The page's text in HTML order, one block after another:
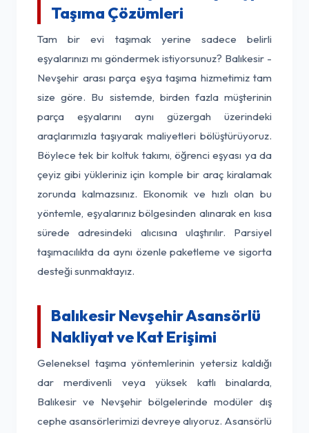
Taşıma Çözümleri
Tam bir evi taşımak yerine sadece belirli
eşyalarınızı mı göndermek istiyorsunuz? Balıkesir -
Nevşehir arası parça eşya taşıma hizmetimiz tam
size göre. Bu sistemde, birden fazla müşterinin
parça eşyalarını aynı güzergah üzerindeki
araçlarımızla taşıyarak maliyetleri bölüştürüyoruz.
Böylece tek bir koltuk takımı, öğrenci eşyası ya da
çeyiz gibi yükleriniz için komple bir araç kiralamak
zorunda kalmazsınız. Ekonomik ve hızlı olan bu
yöntemle, eşyalarınız bölgesinden alınarak en kısa
sürede adresindeki alıcısına ulaştırılır. Parsiyel
taşımacılıkta da aynı özenle paketleme ve sigorta
desteği sunmaktayız.
Balıkesir Nevşehir Asansörlü
Nakliyat ve Kat Erişimi
Geleneksel taşıma yöntemlerinin yetersiz kaldığı
dar merdivenli veya yüksek katlı binalarda,
Balıkesir ve Nevşehir bölgelerinde modüler dış
cephe asansörlerimizi devreye alıyoruz. Asansörlü